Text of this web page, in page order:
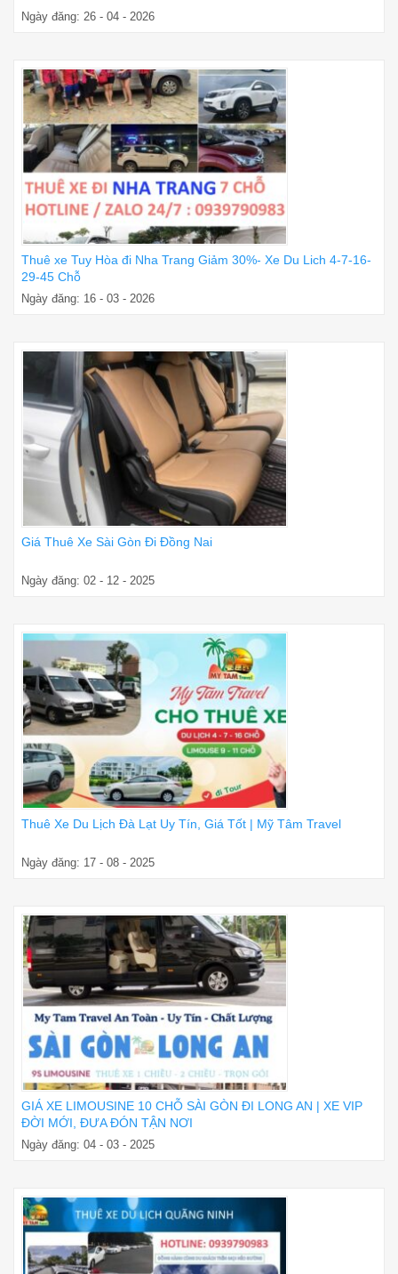
Ngày đăng: 26 - 04 - 2026
Thuê xe Tuy Hòa đi Nha Trang Giảm 30%- Xe Du Lich 4-7-16-
29-45 Chỗ
Ngày đăng: 16 - 03 - 2026
Giá Thuê Xe Sài Gòn Đi Đồng Nai
Ngày đăng: 02 - 12 - 2025
Thuê Xe Du Lịch Đà Lạt Uy Tín, Giá Tốt | Mỹ Tâm Travel
Ngày đăng: 17 - 08 - 2025
GIÁ XE LIMOUSINE 10 CHỖ SÀI GÒN ĐI LONG AN | XE VIP
ĐỜI MỚI, ĐƯA ĐÓN TẬN NƠI
Ngày đăng: 04 - 03 - 2025